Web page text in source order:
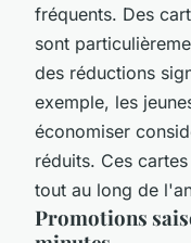
fréquents. Des
sont
des réductions
exemple, les
économiser
réduits. Ces
tout au long de
Promotions